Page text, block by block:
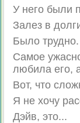
У него были
Залез в
Было трудно.
Самое
любила его,
Вот, что
Я не хочу
Дэйв, это...